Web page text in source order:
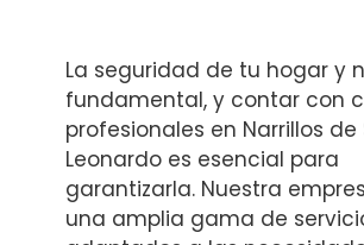
La seguridad de tu hogar y
fundamental, y contar con
profesionales en Narrillos de
Leonardo es esencial para
garantizarla. Nuestra
una amplia gama de